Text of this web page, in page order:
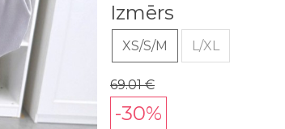
69.01 €
-30%
Izmērs
XS/S/M L/XL